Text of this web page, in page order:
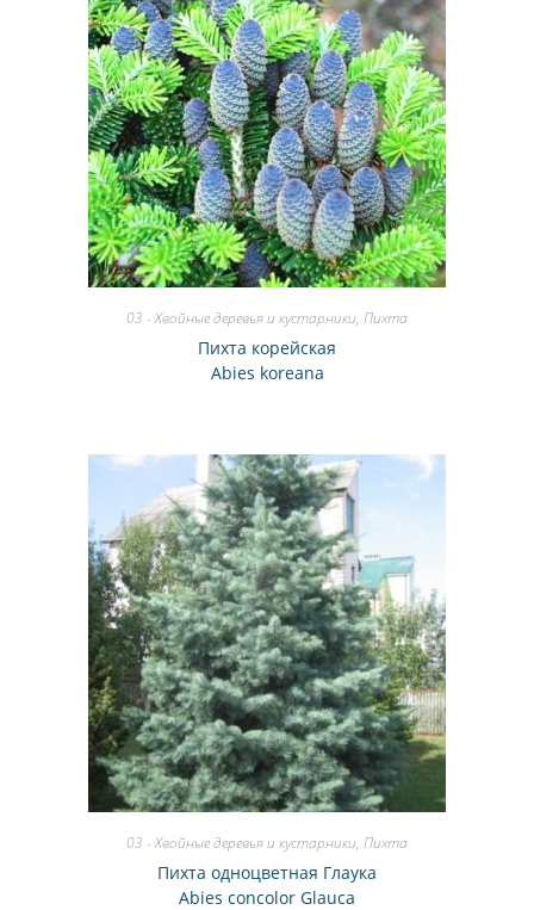
03 - Хвойные деревья и кустарники, Пихта
Пихта корейская
Abies koreana
03 - Хвойные деревья и кустарники, Пихта
Пихта одноцветная Глаука
Abies concolor Glauca